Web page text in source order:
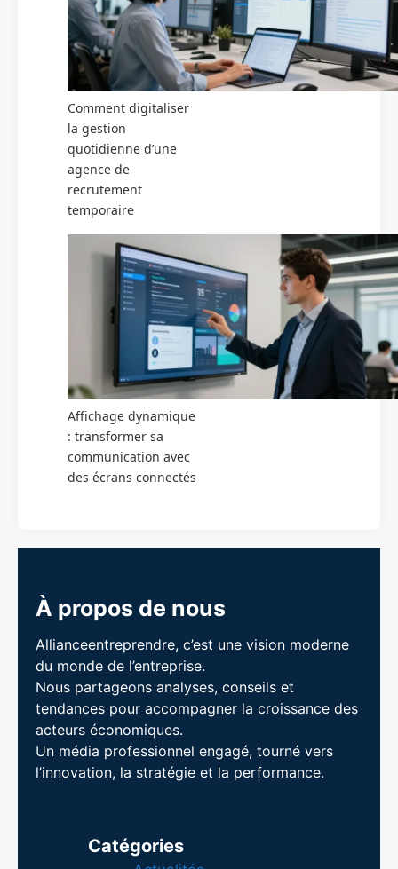
Comment digitaliser
la gestion
quotidienne d’une
agence de
recrutement
temporaire
Affichage dynamique
: transformer sa
communication avec
des écrans connectés
À propos de nous
Allianceentreprendre, c’est une vision moderne
du monde de l’entreprise.
Nous partageons analyses, conseils et
tendances pour accompagner la croissance des
acteurs économiques.
Un média professionnel engagé, tourné vers
l’innovation, la stratégie et la performance.
Catégories